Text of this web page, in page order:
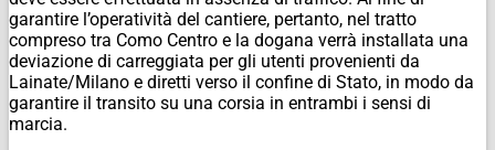
garantire l’operatività del cantiere, pertanto, nel tratto
compreso tra Como Centro e la dogana verrà installata una
deviazione di carreggiata per gli utenti provenienti da
Lainate/Milano e diretti verso il confine di Stato, in modo da
garantire il transito su una corsia in entrambi i sensi di
marcia.